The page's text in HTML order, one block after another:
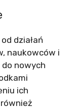
działań
naukowców i
nowych
ich